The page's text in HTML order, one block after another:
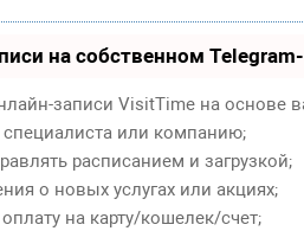
на собственном
записи VisitTime на основе
специалиста или компанию;
расписанием и загрузкой;
о новых услугах или акциях;
на карту/кошелек/счет;